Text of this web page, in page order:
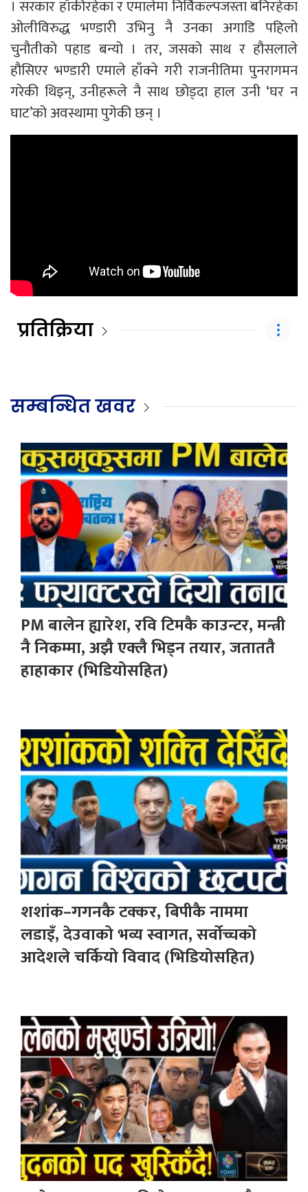
। सरकार हाँकीरहेका र एमालेमा निर्विकल्पजस्ता बनिरहेका
ओलीविरुद्ध भण्डारी उभिनु नै उनका अगाडि पहिलो
चुनौतीको पहाड बन्यो । तर, जसको साथ र हौसलाले
हौसिएर भण्डारी एमाले हाँक्ने गरी राजनीतिमा पुनरागमन
गरेकी थिइन्, उनीहरूले नै साथ छोड्दा हाल उनी ‘घर न
घाट’को अवस्थामा पुगेकी छन् ।
प्रतिक्रिया
सम्बन्धित खवर
PM बालेन ह्यारेश, रवि टिमकै काउन्टर, मन्त्री
नै निकम्मा, अझै एक्लै भिड्न तयार, जताततै
हाहाकार (भिडियोसहित)
शशांक–गगनकै टक्कर, बिपीकै नाममा
लडाइँ, देउवाको भव्य स्वागत, सर्वोच्चको
आदेशले चर्कियो विवाद (भिडियोसहित)